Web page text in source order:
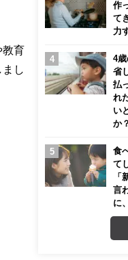
教育
し
作
て
力
4
省
払
れ
い
か
食
て
「
言
に